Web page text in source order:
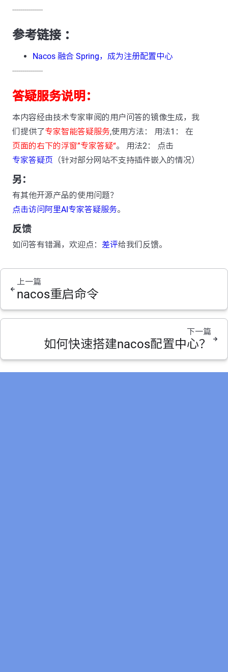
---------------
参考链接 ：
Nacos 融合 Spring，成为注册配置中心
---------------
答疑服务说明：
本内容经由技术专家审阅的用户问答的镜像生成，我
们提供了专家智能答疑服务,使用方法： 用法1： 在
页面的右下的浮窗”专家答疑“。 用法2： 点击
专家答疑页 （针对部分网站不支持插件嵌入的情况）
另：
有其他开源产品的使用问题？
点击访问阿里AI专家答疑服务。
反馈
如问答有错漏，欢迎点： 差评给我们反馈。
上一篇
nacos重启命令
下一篇
如何快速搭建nacos配置中心？